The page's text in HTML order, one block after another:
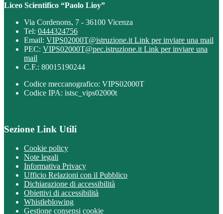
Liceo Scientifico “Paolo Lioy”
Via Cordenons, 7 - 36100 Vicenza
Tel: 0444324756
Email: VIPS02000T@istruzione.it Link per inviare una mail
PEC: VIPS02000T@pec.istruzione.it Link per inviare una
mail
C.F.: 80015190244
Codice meccanografico: VIPS02000T
Codice IPA: istsc_vips02000t
Sezione Link Utili
Cookie policy
Note legali
Informativa Privacy
Ufficio Relazioni con il Pubblico
Dichiarazione di accessibilità
Obiettivi di accessibilità
Whistleblowing
Gestione consensi cookie